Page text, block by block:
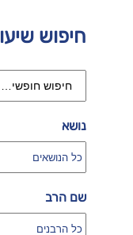
חיפוש
נושא
שם הרב